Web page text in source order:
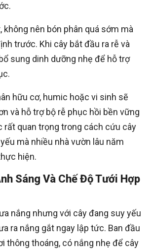
không nên bón phân quá sớm mà
trước. Khi cây bắt đầu ra rễ và
sung dinh dưỡng nhẹ để hỗ trợ
hữu cơ, humic hoặc vi sinh sẽ
và hỗ trợ bộ rễ phục hồi bền vững
rất quan trọng trong cách cứu cây
mà nhiều nhà vườn lâu năm
hiện.
Sáng Và Chế Độ Tưới Hợp
nắng nhưng với cây đang suy yếu
ra nắng gắt ngay lập tức. Ban đầu
thông thoáng, có nắng nhẹ để cây